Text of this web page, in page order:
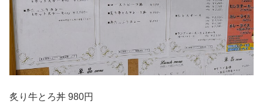
炙り牛とろ丼 980円